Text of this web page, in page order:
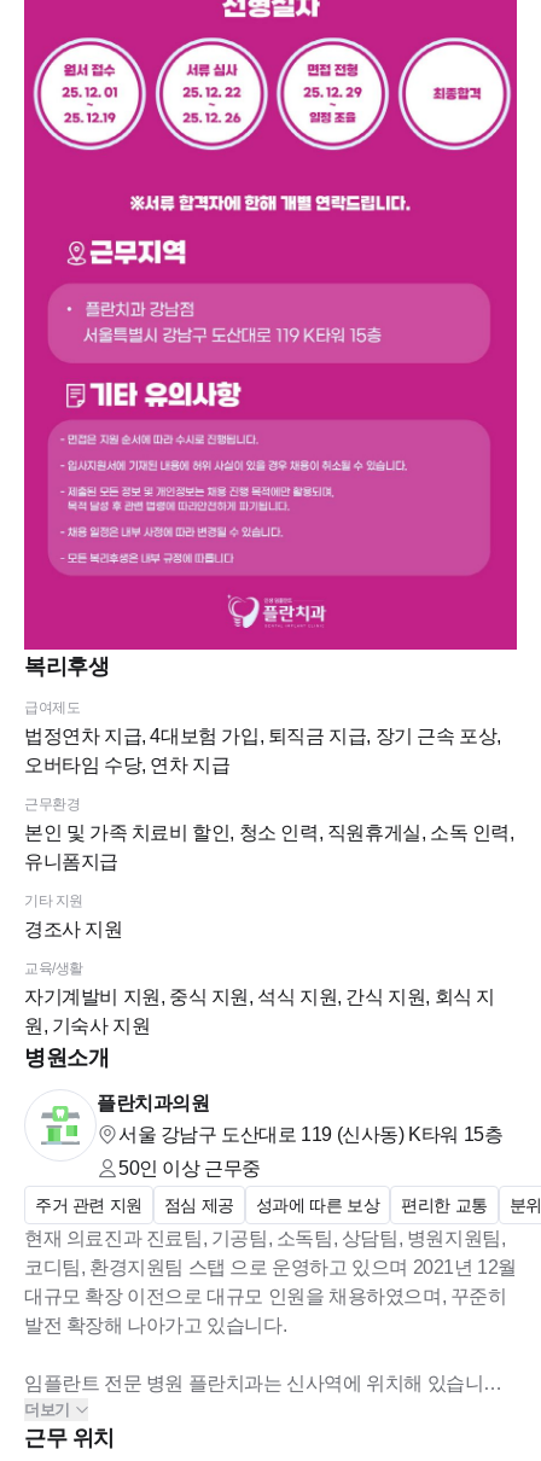
복리후생
급여제도
법정연차 지급, 4대보험 가입, 퇴직금 지급, 장기 근속 포상,
오버타임 수당, 연차 지급
근무환경
본인 및 가족 치료비 할인, 청소 인력, 직원휴게실, 소독 인력,
유니폼지급
기타 지원
경조사 지원
교육/생활
자기계발비 지원, 중식 지원, 석식 지원, 간식 지원, 회식 지
원, 기숙사 지원
병원소개
플란치과의원
서울 강남구 도산대로 119 (신사동) K타워 15층
50인 이상근무중
주거 관련 지원 점심 제공 성과에 따른 보상 편리한 교통 분
현재 의료진과 진료팀, 기공팀, 소독팀, 상담팀, 병원지원팀,
코디팀, 환경지원팀 스탭 으로 운영하고 있으며 2021년 12월
대규모 확장 이전으로 대규모 인원을 채용하였으며, 꾸준히
발전 확장해 나아가고 있습니다.
임플란트 전문 병원 플란치과는 신사역에 위치해 있습니다.
서로를 존중하고 화합할 수 있는 사람들이 모여 병원은 꾸준
히 성장 중입니다.
더보기
근무 위치